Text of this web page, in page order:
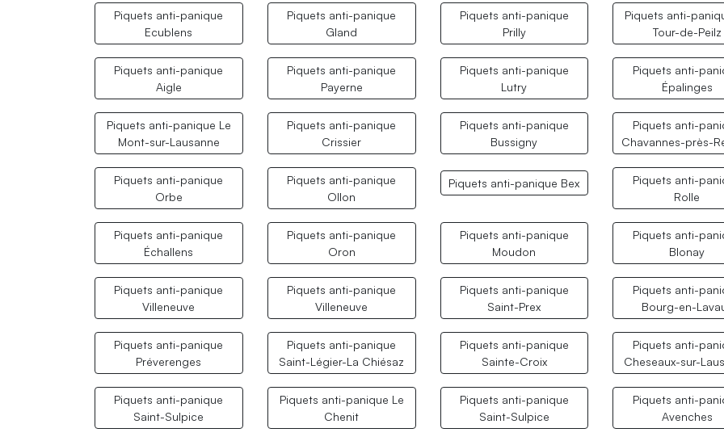
Piquets anti-panique
Ecublens
Piquets anti-panique
Gland
Piquets anti-panique
Prilly
Piquets anti-
Tour-de-Peilz
Piquets anti-panique
Aigle
Piquets anti-panique
Payerne
Piquets anti-panique
Lutry
Piquets anti-
Épalinges
Piquets anti-panique Le
Mont-sur-Lausanne
Piquets anti-panique
Crissier
Piquets anti-panique
Bussigny
Piquets anti-
Chavannes-près-
Piquets anti-panique
Orbe
Piquets anti-panique
Ollon
Piquets anti-panique Bex
Piquets anti-
Rolle
Piquets anti-panique
Échallens
Piquets anti-panique
Oron
Piquets anti-panique
Moudon
Piquets anti-
Blonay
Piquets anti-panique
Villeneuve
Piquets anti-panique
Villeneuve
Piquets anti-panique
Saint-Prex
Piquets anti-
Bourg-en-
Piquets anti-panique
Préverenges
Piquets anti-panique
Saint-Légier-La Chiésaz
Piquets anti-panique
Sainte-Croix
Piquets anti-
Cheseaux-sur-
Piquets anti-panique
Saint-Sulpice
Piquets anti-panique Le
Chenit
Piquets anti-panique
Saint-Sulpice
Piquets anti-
Avenches